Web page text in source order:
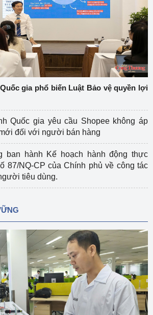
gia phổ biến Luật Bảo vệ quyền lợi
Quốc gia yêu cầu Shopee không áp
đối với người bán hàng
ban hành Kế hoạch hành động thực
87/NQ-CP của Chính phủ về công tác
tiêu dùng.